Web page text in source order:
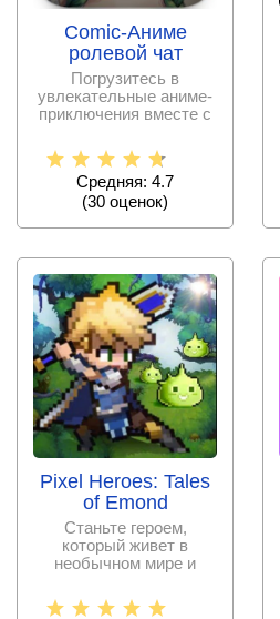
Comic-Аниме
ролевой чат
Погрузитесь в
увлекательные аниме-
приключения вместе с
интеллектом.
Средняя: 4.7
(30 оценок)
Pixel Heroes: Tales
of Emond
Станьте героем,
который живет в
необычном мире и
войны.